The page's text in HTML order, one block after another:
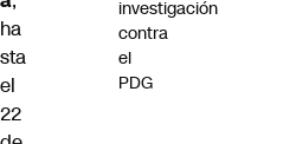
ha
sta
el
22
investigación
contra
el
PDG